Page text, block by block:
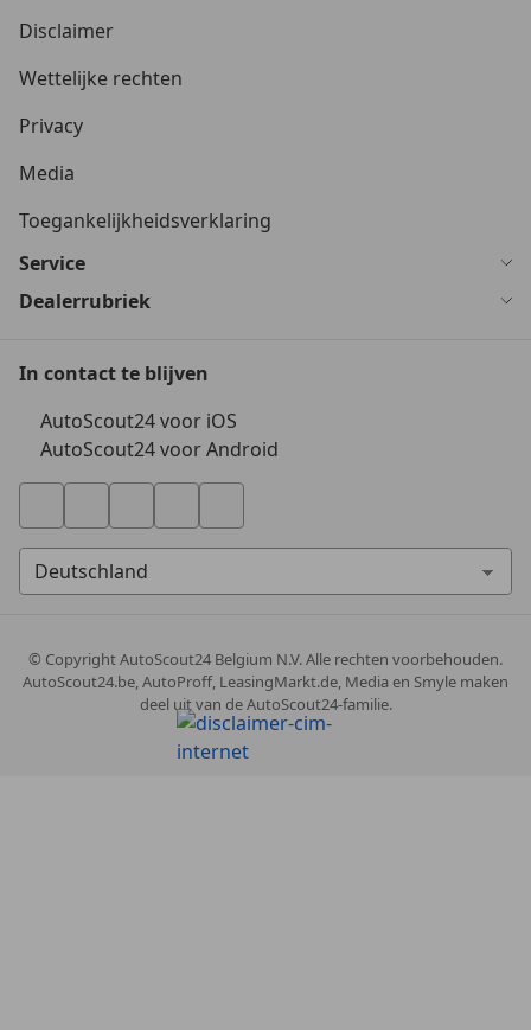
Disclaimer
Wettelijke rechten
Privacy
Media
Toegankelijkheidsverklaring
Service
Dealerrubriek
In contact te blijven
AutoScout24 voor iOS
AutoScout24 voor Android
© CopyrightAutoScout24 Belgium N.V. Alle rechten voorbehouden.
AutoScout24.be, AutoProff, LeasingMarkt.de, Media en Smyle maken
deel uit van de AutoScout24-familie.